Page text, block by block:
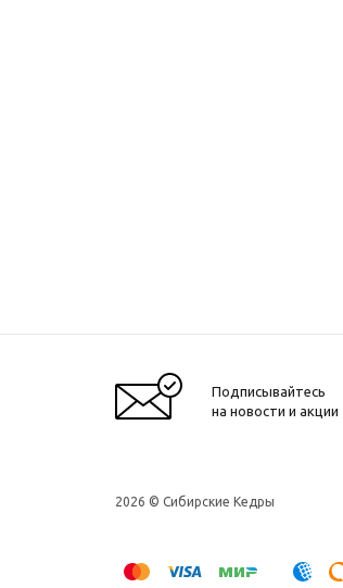
Подписывайтесь
на новости и акции
2026 © Сибирские Кедры